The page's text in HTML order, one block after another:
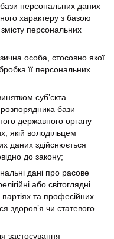
персональних даних
характеру з базою
персональних
особа, стосовно якої
її персональних
суб’єкта
бази
державного органу
якій володільцем
даних здійснюється
до закону;
дані про расове
або світоглядні
та професійних
здоров’я чи статевого
застосування